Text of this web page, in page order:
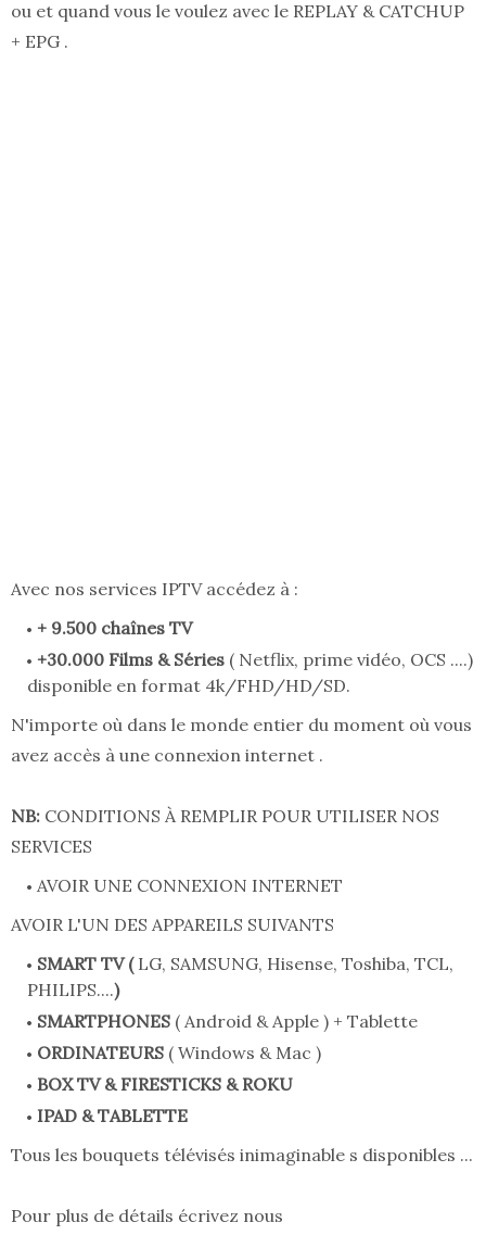
ou et quand vous le voulez avec le REPLAY & CATCHUP
+ EPG .
Avec nos services IPTV accédez à :
+ 9.500 chaînes TV
+30.000 Films & Séries ( Netflix, prime vidéo, OCS ....)
disponible en format 4k/FHD/HD/SD.
N'importe où dans le monde entier du moment où vous
avez accès à une connexion internet .
NB: CONDITIONS À REMPLIR POUR UTILISER NOS
SERVICES
AVOIR UNE CONNEXION INTERNET
AVOIR L'UN DES APPAREILS SUIVANTS
SMART TV ( LG, SAMSUNG, Hisense, Toshiba, TCL,
PHILIPS....)
SMARTPHONES ( Android & Apple ) + Tablette
ORDINATEURS ( Windows & Mac )
BOX TV & FIRESTICKS & ROKU
IPAD & TABLETTE
Tous les bouquets télévisés inimaginable s disponibles ...
Pour plus de détails écrivez nous